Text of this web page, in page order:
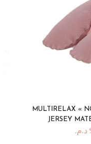
MULTIRELAX «
JERSEY
د.م.